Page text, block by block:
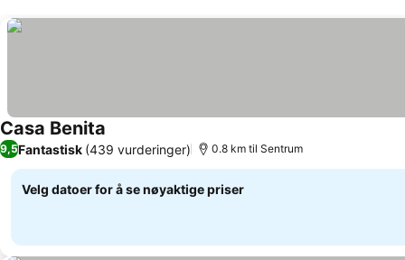
Casa Benita
9,5Fantastisk (439 vurderinger) 0.8 km til Sentrum
Velg datoer for å se nøyaktige priser